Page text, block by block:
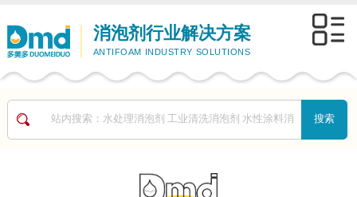
消泡剂行业解决方案
ANTIFOAM INDUSTRY SOLUTIONS